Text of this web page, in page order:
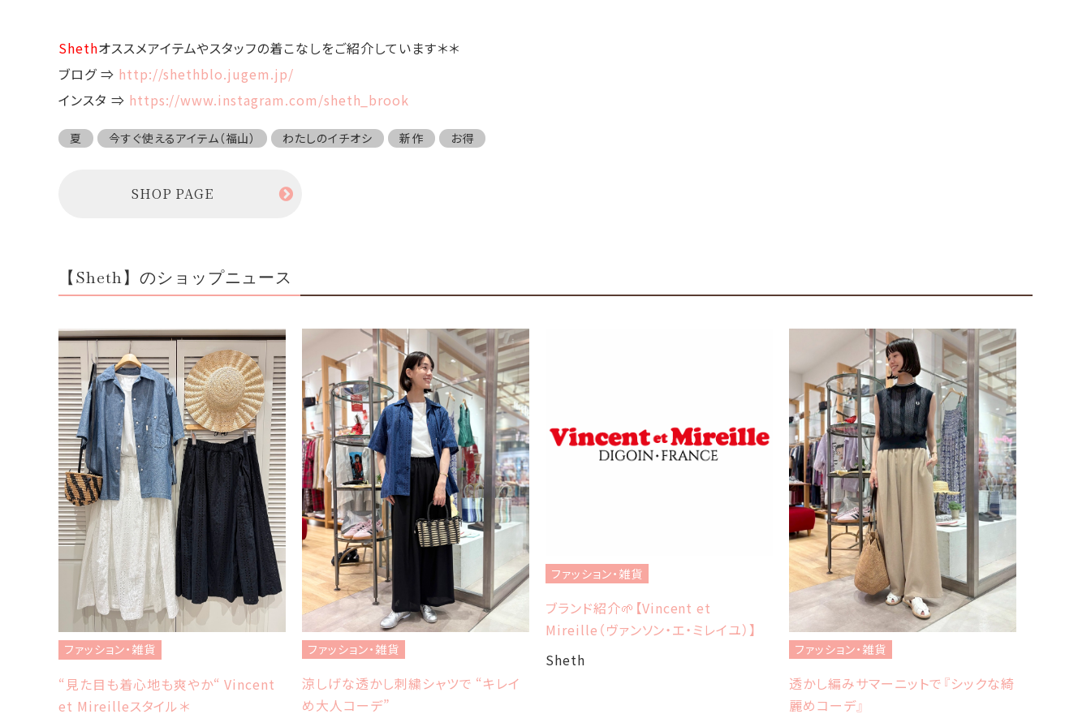
Shethオススメアイテムやスタッフの着こなしをご紹介しています＊＊
ブログ ⇒ http://shethblo.jugem.jp/
インスタ ⇒ https://www.instagram.com/sheth_brook
夏 今すぐ使えるアイテム（福山） わたしのイチオシ 新作 お得
SHOP PAGE
【Sheth】のショップニュース
ファッション・雑貨
“見た目も着心地も爽やか“ Vincent
et Mireilleスタイル＊
ファッション・雑貨
涼しげな透かし刺繍シャツで “キレイ
め大人コーデ”
ファッション・雑貨
ブランド紹介🌱【Vincent et
Mireille（ヴァンソン・エ・ミレイユ）】
Sheth
ファッション・雑貨
透かし編みサマーニットで『シックな綺
麗めコーデ』